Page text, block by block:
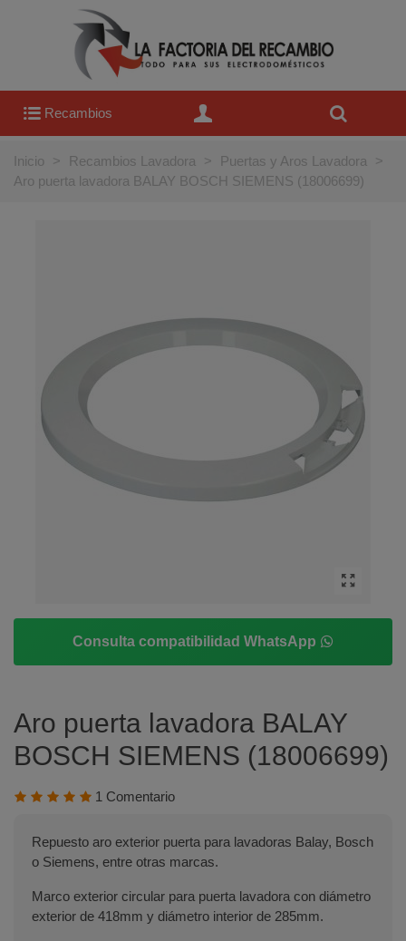
Recambios
Inicio > Recambios Lavadora > Puertas y Aros Lavadora
>
Aro puerta lavadora BALAY BOSCH SIEMENS (18006699)
Consulta compatibilidad WhatsApp
Aro puerta lavadora BALAY
BOSCH SIEMENS (18006699)
1 Comentario
Repuesto aro exterior puerta para lavadoras Balay, Bosch
o Siemens, entre otras marcas.
Marco exterior circular para puerta lavadora con diámetro
exterior de 418mm y diámetro interior de 285mm.